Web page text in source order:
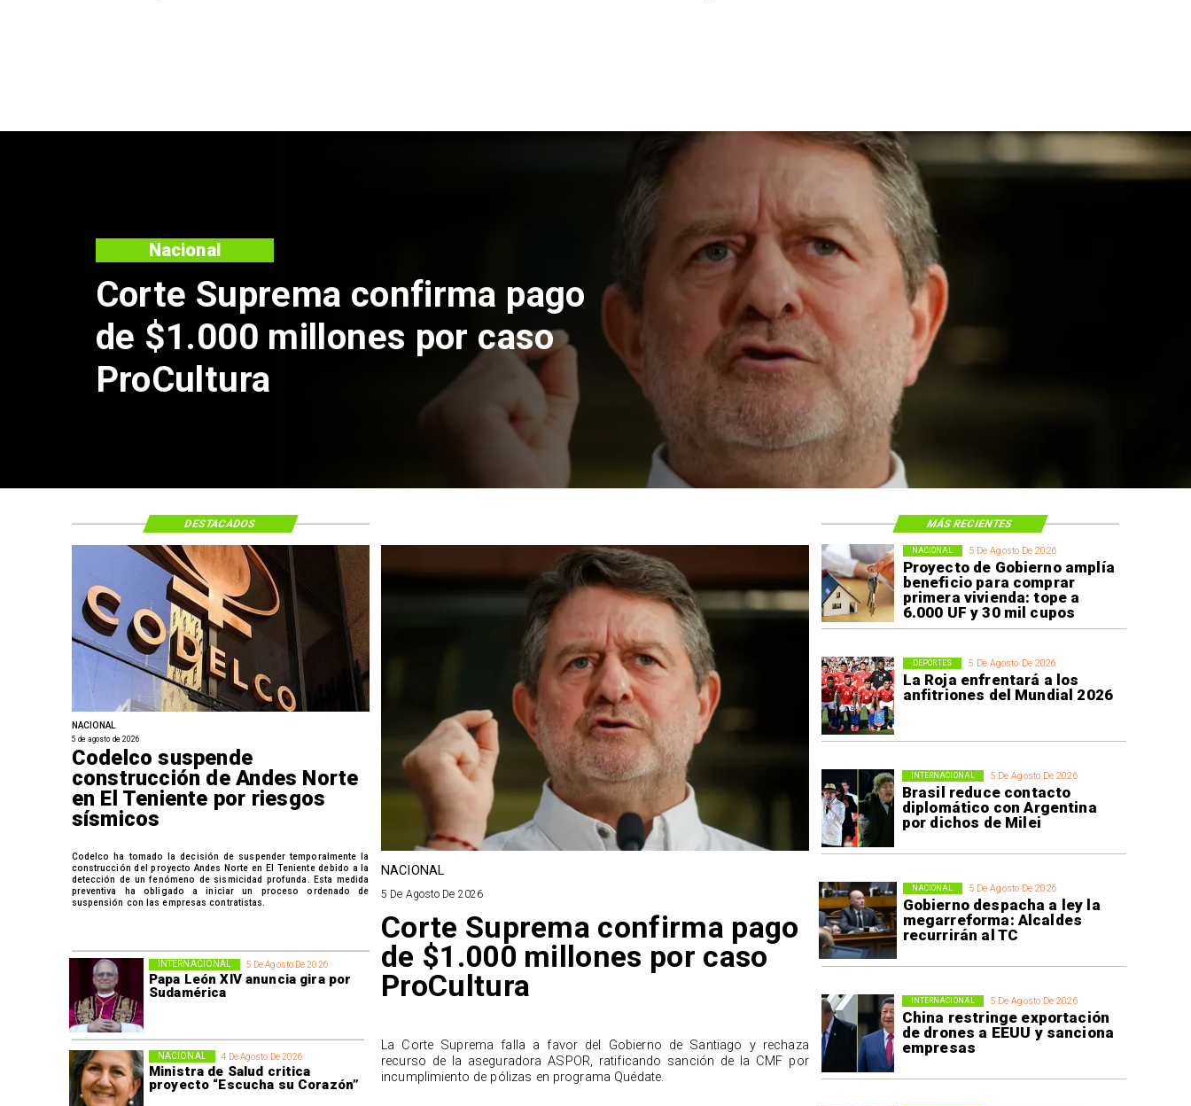
Codelco suspende construcción
de Andes Norte en El Teniente
por riesgos sísmicos
5 De Agosto De 2026
Proyecto de Gobierno amplía
beneficio para comprar
primera vivienda: tope a
6.000 UF y 30 mil cupos
NACIONAL
5 De Agosto De 2026
La Roja enfrentará a los
anfitriones del Mundial 2026
DEPORTES
5 De Agosto De 2026
Brasil reduce contacto
diplomático con Argentina
por dichos de Milei
INTERNACIONAL
5 De Agosto De 2026
Gobierno despacha a ley la
megarreforma: Alcaldes
recurrirán al TC
NACIONAL
5 De Agosto De 2026
China restringe exportación
de drones a EEUU y sanciona
empresas
INTERNACIONAL
5 De Agosto De 2026
Papa León XIV anuncia gira por
Sudamérica
INTERNACIONAL
4 De Agosto De 2026
Ministra de Salud critica
proyecto “Escucha su Corazón”
NACIONAL
NACIONAL
5 de agosto de 2026
Codelco suspende
construcción de Andes Norte
en El Teniente por riesgos
sísmicos
Codelco ha tomado la decisión de suspender temporalmente la
construcción del proyecto Andes Norte en El Teniente debido a la
detección de un fenómeno de sismicidad profunda. Esta medida
preventiva ha obligado a iniciar un proceso ordenado de
suspensión con las empresas contratistas.
NACIONAL
5 De Agosto De 2026
Corte Suprema confirma pago
de $1.000 millones por caso
ProCultura
La Corte Suprema falla a favor del Gobierno de Santiago y rechaza
recurso de la aseguradora ASPOR, ratificando sanción de la CMF por
incumplimiento de pólizas en programa Quédate.
DESTACADOS MÁS RECIENTES